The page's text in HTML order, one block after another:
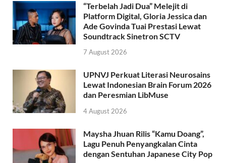
“Terbelah Jadi Dua” Melejit di
Platform Digital, Gloria Jessica dan
Ade Govinda Tuai Prestasi Lewat
Soundtrack Sinetron SCTV
7 August 2026
UPNVJ Perkuat Literasi Neurosains
Lewat Indonesian Brain Forum 2026
dan Peresmian LibMuse
4 August 2026
Maysha Jhuan Rilis “Kamu Doang”,
Lagu Penuh Penyangkalan Cinta
dengan Sentuhan Japanese City Pop